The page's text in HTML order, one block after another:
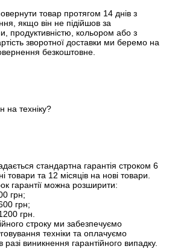
товар протягом 14 днів з
якщо він не підійшов за
продуктивністю, кольором або з
зворотної доставки ми беремо на
безкоштовне.
на техніку?
стандартна гарантія строком 6
товари та 12 місяців на нові товари.
гарантії можна розширити:
грн;
грн;
грн.
строку ми забезпечуємо
техніки та оплачуємо
разі виникнення гарантійного випадку.